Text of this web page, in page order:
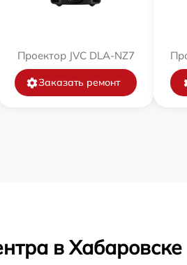
Проектор JVC DLA-NZ7
Заказать ремонт
в Хабаровске